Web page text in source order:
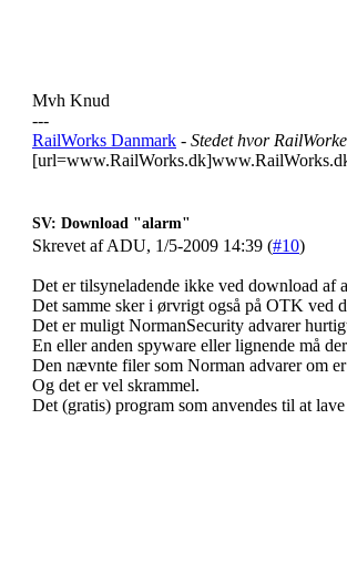
Mvh Knud
---
RailWorks Danmark - Stedet hvor
SV: Download "alarm"
Skrevet af ADU, 1/5-2009 14:39 (#10)
Det er tilsyneladende ikke ved download af
Det samme sker i ørvrigt også på OTK ved
Det er muligt NormanSecurity advarer
En eller anden spyware eller lignende må
Den nævnte filer som Norman advarer om
Og det er vel skrammel.
Det (gratis) program som anvendes til at